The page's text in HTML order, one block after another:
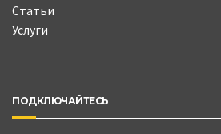
Статьи
Услуги
ПОДКЛЮЧАЙТЕСЬ